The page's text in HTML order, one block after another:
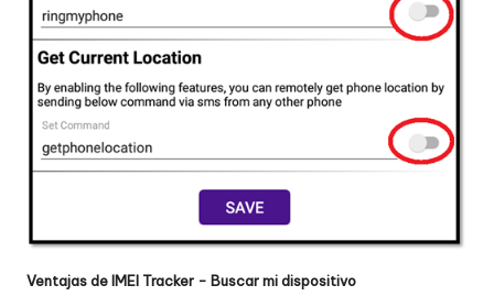
Ventajas de IMEI Tracker - Buscar mi dispositivo